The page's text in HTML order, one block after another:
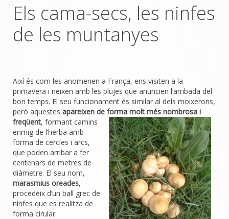
Els cama-secs, les ninfes
de les muntanyes
Així és com les anomenen a França, ens visiten a la
primavera i neixen amb les plujes que anuncien l’arribada del
bon temps. El seu funcionament és similar al dels moixerons,
però aquestes apareixen de forma molt més nombrosa i
freqüent, formant camins
enmig de l’herba amb
forma de cercles i arcs,
que poden arribar a fer
centenars de metres de
diàmetre. El seu nom,
marasmius oreades,
procedeix d’un ball grec de
ninfes que es realitza de
forma cirular.